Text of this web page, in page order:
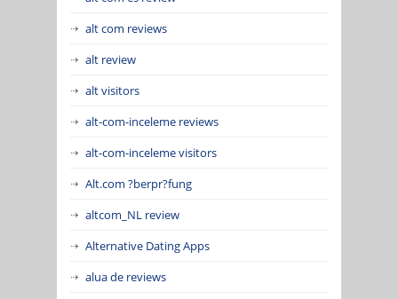
alt com reviews
alt review
alt visitors
alt-com-inceleme reviews
alt-com-inceleme visitors
Alt.com ?berpr?fung
altcom_NL review
Alternative Dating Apps
alua de reviews